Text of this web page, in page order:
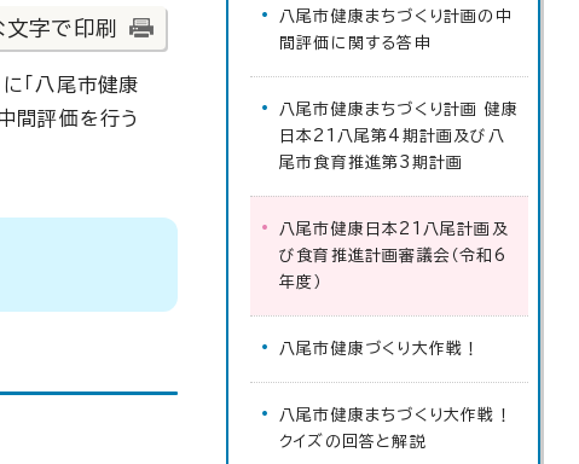
文字で印刷
「八尾市健康
間評価を行う
八尾市健康まちづくり計画の中
間評価に関する答申
八尾市健康まちづくり計画 健康
日本21八尾第4期計画及び八
尾市食育推進第3期計画
八尾市健康日本21八尾計画及
び食育推進計画審議会（令和6
年度）
八尾市健康づくり大作戦！
八尾市健康まちづくり大作戦！
クイズの回答と解説